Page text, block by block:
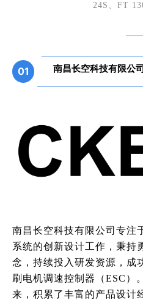
24S、FT
01 南昌长空科技有限公司
南昌长空科技有限公司 专注
系统的创新设计工作，秉持
念，持续投入研发资源，成
刷电机调速控制器（ESC）。
来，积累了丰富的产品设计